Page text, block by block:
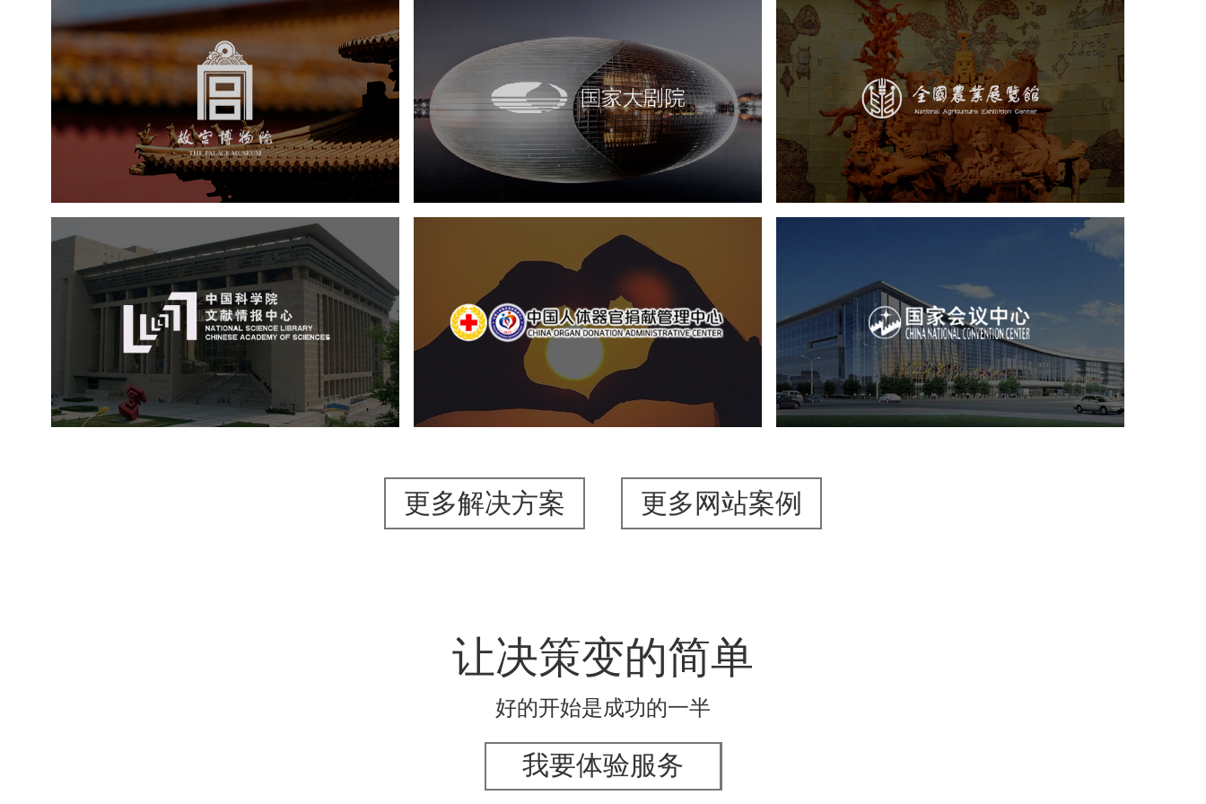
故宫博物院
文化艺术 博物馆
智慧博物馆
博物馆网站建设
景区网站建设
文创商城
万能专题
网站代运营
国家大剧院
文化艺术 剧院 智慧展馆 展馆网站建设
农业展览馆
文化艺术 展馆网站建设
博物馆展厅设计
数字博物馆建设
展厅空间设计
企业展厅设计
公司展厅设计
北京展厅设计 产品展厅设计
中国科学院文献情报中心
机构组织 网站建设
虚拟展厅
博物馆展厅设计
数字博物馆建设
展厅空间设计
北京展厅设计
产品展厅设计
企业展厅设计
公司展厅设计
中国人体器官捐献管理中心
国企 品牌官网
网站设计
国家会议中心
服务行业 专业服务 网站建设 网站设计
更多解决方案 更多网站案例
让决策变的简单
好的开始是成功的一半
我要体验服务